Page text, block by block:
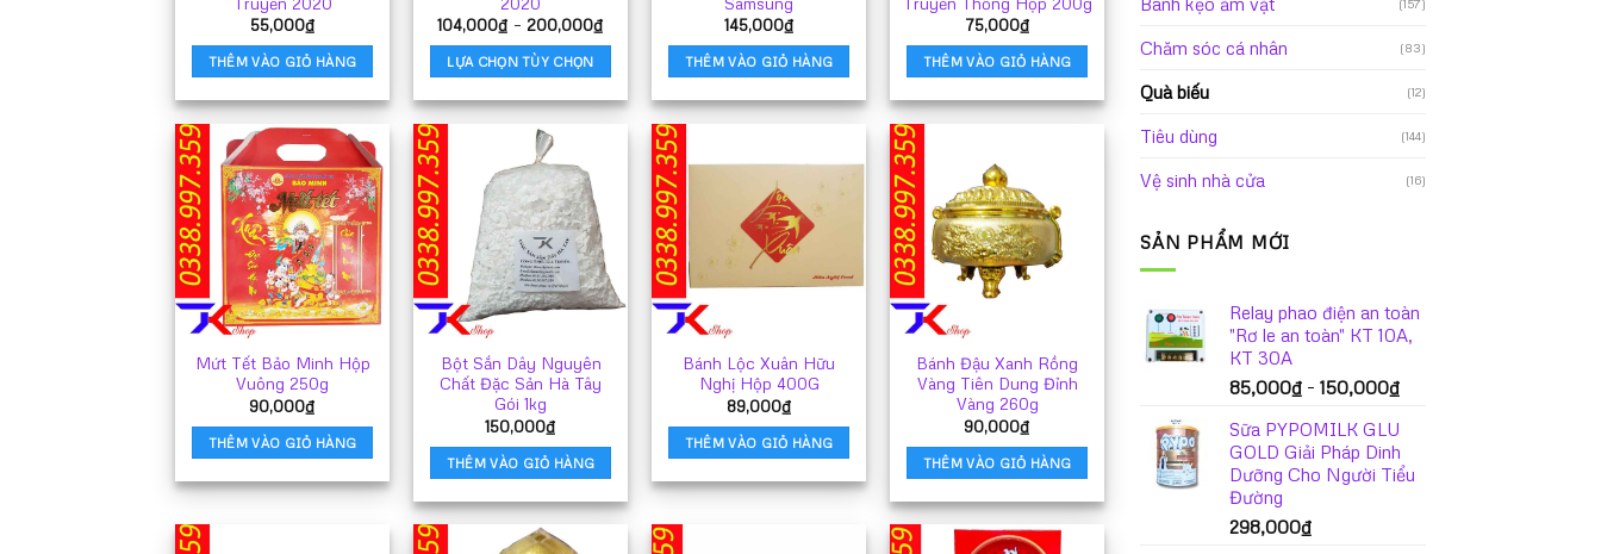
55,000₫
THÊM VÀO GIỎ HÀNG
104,000₫ – 200,000₫
200,000₫
LỰA CHỌN TÙY CHỌN
phẩm
này
có
nhiều
biến
thể.
Các
tùy
chọn
thể
được
chọn
trên
trang
phẩm
145,000₫
THÊM VÀO GIỎ HÀNG
75,000₫
THÊM VÀO GIỎ HÀNG
Mứt Tết Bảo Minh Hộp
Vuông 250g
90,000₫
THÊM VÀO GIỎ HÀNG
Bột Sắn Dây Nguyên
Chất Đặc Sản Hà Tây
Gói 1kg
150,000₫
THÊM VÀO GIỎ HÀNG
Bánh Lộc Xuân Hữu
Nghị Hộp 400G
89,000₫
THÊM VÀO GIỎ HÀNG
Bánh Đậu Xanh Rồng
Vàng Tiên Dung Đỉnh
Vàng 260g
90,000₫
THÊM VÀO GIỎ HÀNG
Chăm sóc cá nhân (83)
Quà biếu (12)
Tiêu dùng (144)
Vệ sinh nhà cửa (16)
SẢN PHẨM MỚI
Relay phao điện an toàn
"Rơ le an toàn" KT 10A,
KT 30A
85,000₫ – 150,000₫Khoảng
85,000₫
đến
Sữa PYPOMILK GLU
GOLD Giải Pháp Dinh
Dưỡng Cho Người Tiểu
Đường
298,000₫